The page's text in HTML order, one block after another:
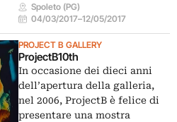
Spoleto (PG)
04/03/2017–12/05/2017
PROJECT B GALLERY
ProjectB10th
In occasione dei dieci anni
dell’apertura della galleria,
nel 2006, ProjectB è felice di
presentare una mostra